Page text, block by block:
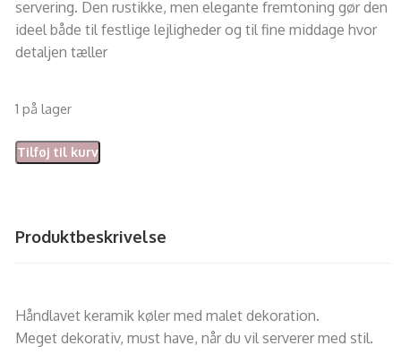
servering. Den rustikke, men elegante fremtoning gør den
ideel både til festlige lejligheder og til fine middage hvor
detaljen tæller
1 på lager
Tilføj til kurv
Produktbeskrivelse
Håndlavet keramik køler med malet dekoration.
Meget dekorativ, must have, når du vil serverer med stil.